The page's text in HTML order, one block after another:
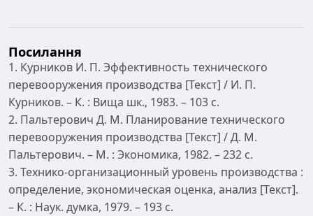
Посилання
1. Курников И. П. Эффективность технического
перевооружения производства [Текст] / И. П.
Курников. – К. : Вища шк., 1983. – 103 с.
2. Пальтерович Д. М. Планирование технического
перевооружения производства [Текст] / Д. М.
Пальтерович. – М. : Экономика, 1982. – 232 с.
3. Технико-организационный уровень производства :
определение, экономическая оценка, анализ [Текст].
– К. : Наук. думка, 1979. – 193 с.